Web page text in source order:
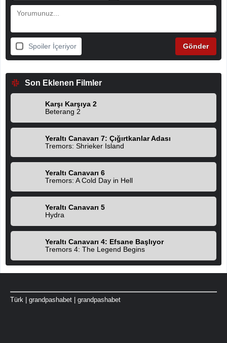
Spoiler İçeriyor
Son Eklenen Filmler
Karşı Karşıya 2
Beterang 2
Yeraltı Canavarı 7: Çığırtkanlar Adası
Tremors: Shrieker Island
Yeraltı Canavarı 6
Tremors: A Cold Day in Hell
Yeraltı Canavarı 5
Hydra
Yeraltı Canavarı 4: Efsane Başlıyor
Tremors 4: The Legend Begins
Türk | grandpashabet | grandpashabet